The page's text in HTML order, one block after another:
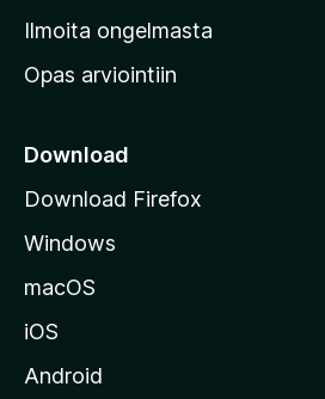
v
r
k
s
i
s
t
Ilmoita ongelmasta
Opas arviointiin
Download
Download Firefox
Windows
macOS
iOS
Android